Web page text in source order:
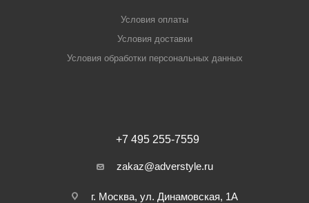
Условия оплаты
Условия доставки
Условия обработки персональных данных
+7 495 255-7559
zakaz@adverstyle.ru
г. Москва, ул. Динамовская, 1А